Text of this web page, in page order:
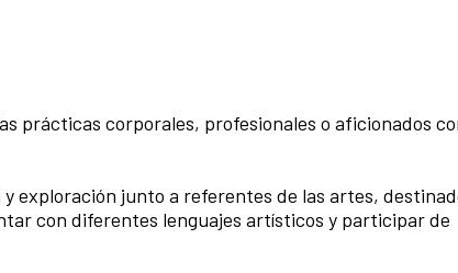
prácticas corporales, profesionales o aficionados
exploración junto a referentes de las artes,
con diferentes lenguajes artísticos y participar de